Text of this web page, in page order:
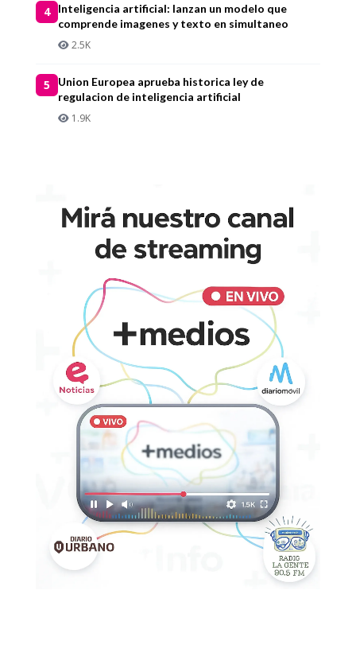
4
Inteligencia artificial: lanzan un modelo que
comprende imagenes y texto en simultaneo
2.5K
5
Union Europea aprueba historica ley de
regulacion de inteligencia artificial
1.9K